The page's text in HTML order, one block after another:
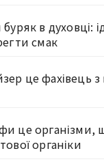
в духовці:
смак
це фахівець
це організми,
органіки